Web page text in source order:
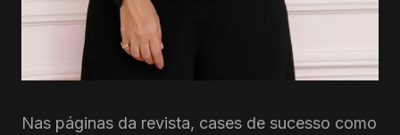
Nas páginas da revista, cases de sucesso como